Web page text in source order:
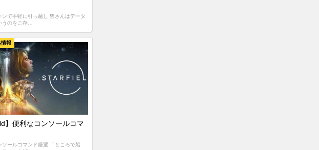
ンで手軽に引っ越し 皆さんはデータ
うのをご存…
】便利なコンソールコマ
ソールコマンド厳選 「ところで船
情報